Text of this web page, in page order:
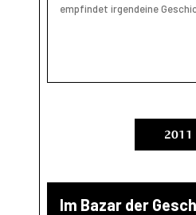
empfindet irgendeine
2011
Im Bazar der